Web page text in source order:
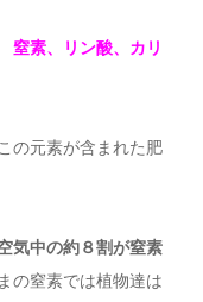
窒素、リン酸、カリ
の元素が含まれた肥
気中の約８割が窒素
の窒素では植物達は